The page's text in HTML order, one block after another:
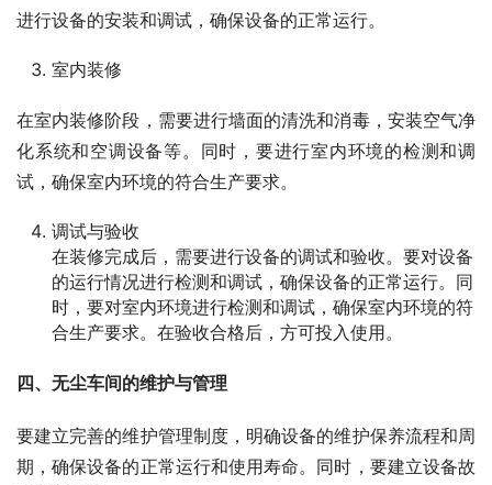
进行设备的安装和调试，确保设备的正常运行。
室内装修
在室内装修阶段，需要进行墙面的清洗和消毒，安装空气净
化系统和空调设备等。同时，要进行室内环境的检测和调
试，确保室内环境的符合生产要求。
调试与验收
在装修完成后，需要进行设备的调试和验收。要对设备
的运行情况进行检测和调试，确保设备的正常运行。同
时，要对室内环境进行检测和调试，确保室内环境的符
合生产要求。在验收合格后，方可投入使用。
四、无尘车间的维护与管理
要建立完善的维护管理制度，明确设备的维护保养流程和周
期，确保设备的正常运行和使用寿命。同时，要建立设备故